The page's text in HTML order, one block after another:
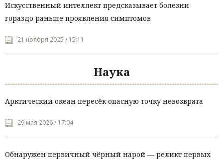
Искусственный интеллект предсказывает болезни
гораздо раньше проявления симптомов
21 ноября 2025 / 15:11
Наука
Арктический океан пересёк опасную точку невозврата
29 мая 2026 / 17:04
Обнаружен первичный чёрный нарой — реликт первых